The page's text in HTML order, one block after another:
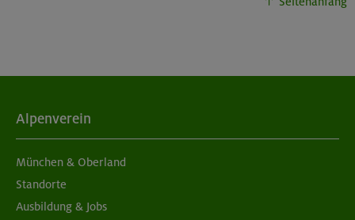
Alpenverein
München & Oberland
Standorte
Ausbildung & Jobs